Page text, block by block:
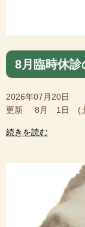
8月臨時休診
2026年07月20日
更新 8月 1日 (
続きを読む